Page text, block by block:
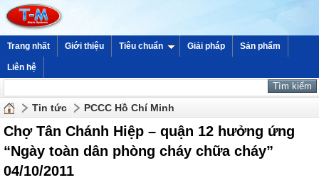
Trang nhất Giới thiệu Tiêu chuẩn Giải pháp Sản phẩm
Liên hệ
Tin tức PCCC Hồ Chí Minh
Chợ Tân Chánh Hiệp – quận 12 hưởng ứng
“Ngày toàn dân phòng cháy chữa cháy”
04/10/2011